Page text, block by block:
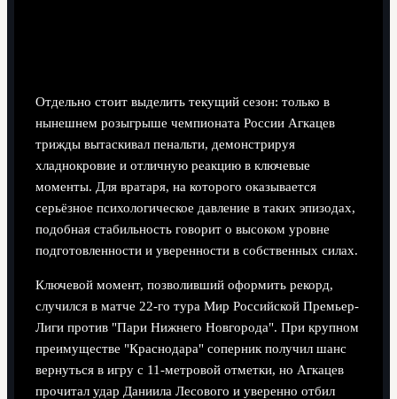
Отдельно стоит выделить текущий сезон: только в
нынешнем розыгрыше чемпионата России Агкацев
трижды вытаскивал пенальти, демонстрируя
хладнокровие и отличную реакцию в ключевые
моменты. Для вратаря, на которого оказывается
серьёзное психологическое давление в таких эпизодах,
подобная стабильность говорит о высоком уровне
подготовленности и уверенности в собственных силах.
Ключевой момент, позволивший оформить рекорд,
случился в матче 22-го тура Мир Российской Премьер-
Лиги против "Пари Нижнего Новгорода". При крупном
преимуществе "Краснодара" соперник получил шанс
вернуться в игру с 11-метровой отметки, но Агкацев
прочитал удар Даниила Лесового и уверенно отбил